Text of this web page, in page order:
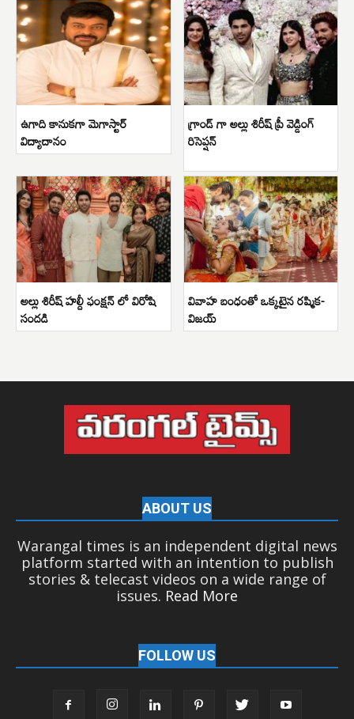
ఉగాది కానుకగా మెగాస్టార్
విద్యాదానం
గ్రాండ్ గా అల్లు శిరీష్ ప్రీ వెడ్డింగ్
రిసెప్షన్
అల్లు శిరీష్ హల్దీ ఫంక్షన్ లో విరోషి
సందడి
వివాహ బంధంతో ఒక్కటైన రష్మిక-
విజయ్
ABOUT US
Warangal times is an independent digital news
platform started with an intention to publish
stories & telecast videos on a wide range of
issues. Read More
FOLLOW US